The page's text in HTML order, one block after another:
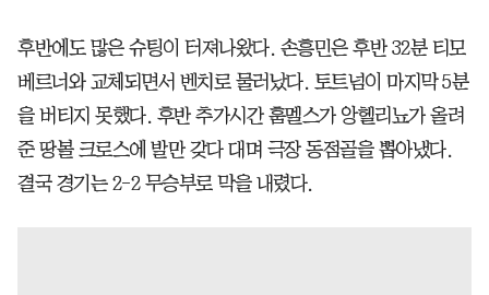
후반에도 많은 슈팅이 터져나왔다. 손흥민은 후반 32분 티모
베르너와 교체되면서 벤치로 물러났다. 토트넘이 마지막 5분
을 버티지 못했다. 후반 추가시간 훔멜스가 앙헬리뇨가 올려
준 땅볼 크로스에 발만 갖다 대며 극장 동점골을 뽑아냈다.
결국 경기는 2-2 무승부로 막을 내렸다.